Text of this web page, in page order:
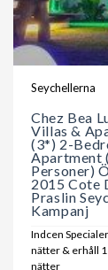
Seychellerna
Chez Bea
Villas &
(3*) 2-
Apartment
Personer)
2015 Cote
Praslin
Kampanj
Indcen
nätter & erhåll
nätter